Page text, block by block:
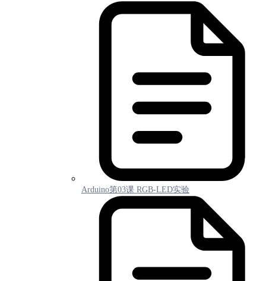
Arduino第03课 RGB-LED实验